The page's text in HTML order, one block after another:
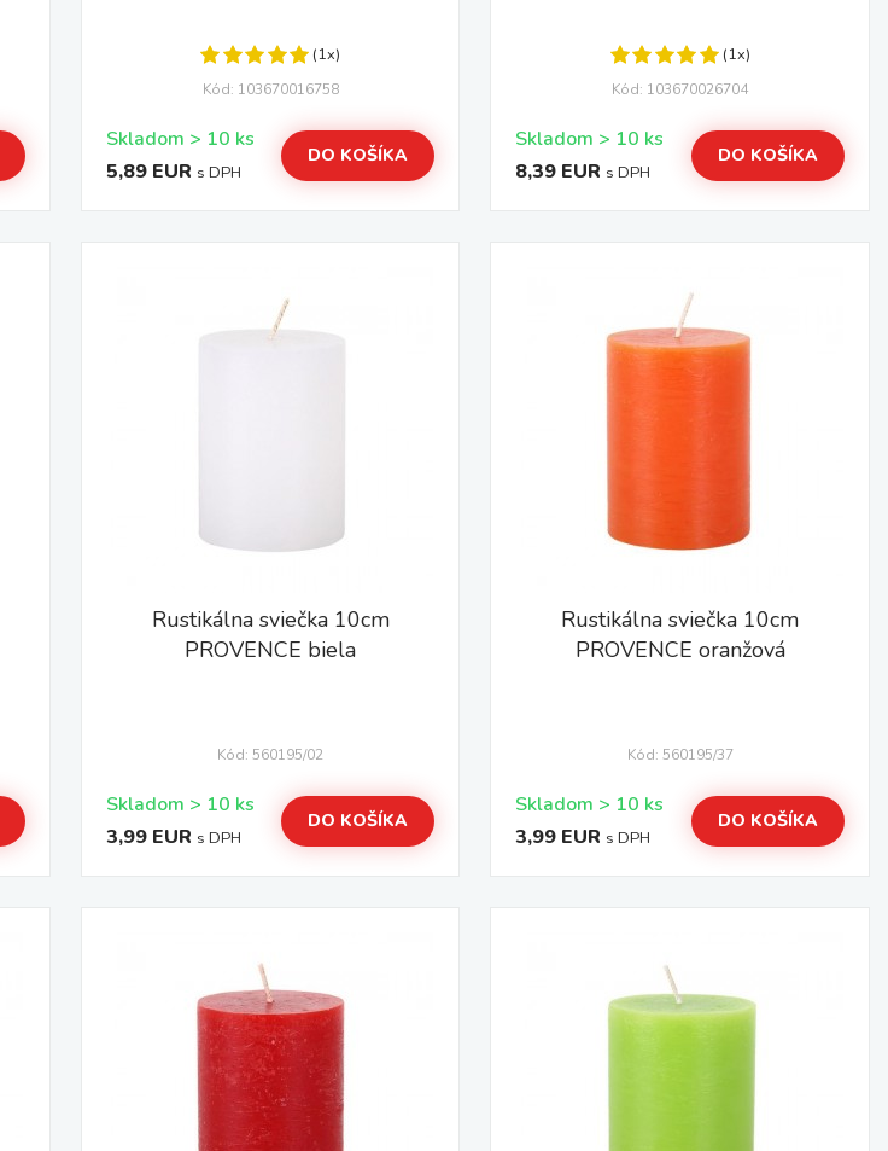
(1x)
Kód: 103670016758
Skladom > 10 ks
5,89 EUR s DPH
DO KOŠÍKA
(1x)
Kód: 103670026704
Skladom > 10 ks
8,39 EUR s DPH
DO KOŠÍKA
Rustikálna sviečka 10cm
PROVENCE biela
Kód: 560195/02
Skladom > 10 ks
3,99 EUR s DPH
DO KOŠÍKA
Rustikálna sviečka 10cm
PROVENCE oranžová
Kód: 560195/37
Skladom > 10 ks
3,99 EUR s DPH
DO KOŠÍKA